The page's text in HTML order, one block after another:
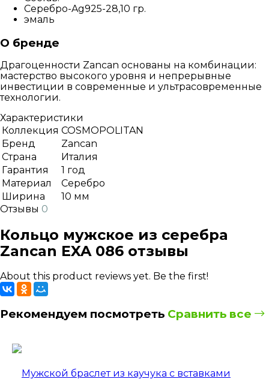
Серебро-Ag925-28,10 гр.
эмаль
О бренде
Драгоценности Zancan основаны на комбинации:
мастерство высокого уровня и непрерывные
инвестиции в современные и ультрасовременные
технологии.
Характеристики
Коллекция COSMOPOLITAN
Бренд
Zancan
Страна
Италия
Гарантия
1 год
Материал
Серебро
Ширина
10 мм
Отзывы 0
Кольцо мужское из серебра
Zancan EXA 086 отзывы
About this product reviews yet. Be the first!
Рекомендуем посмотреть Сравнить все